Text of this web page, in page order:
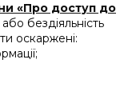
«Про доступ до
бездіяльність
оскаржені: